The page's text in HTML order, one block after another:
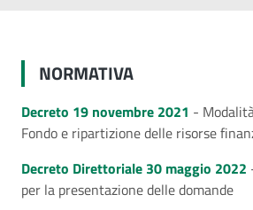
NORMATIVA
Decreto 19 novembre 2021 -
Fondo e ripartizione delle risorse
Decreto Direttoriale 30 maggio 2022
per la presentazione delle domande